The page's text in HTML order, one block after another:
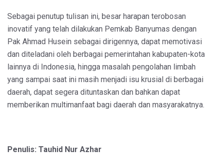
Sebagai penutup tulisan ini, besar harapan terobosan
inovatif yang telah dilakukan Pemkab Banyumas dengan
Pak Ahmad Husein sebagai dirigennya, dapat memotivasi
dan diteladani oleh berbagai pemerintahan kabupaten-kota
lainnya di Indonesia, hingga masalah pengolahan limbah
yang sampai saat ini masih menjadi isu krusial di berbagai
daerah, dapat segera dituntaskan dan bahkan dapat
memberikan multimanfaat bagi daerah dan masyarakatnya.
Penulis: Tauhid Nur Azhar